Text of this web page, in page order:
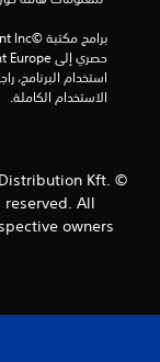
الاستخدام الكاملة.
Kft.
All
owners.